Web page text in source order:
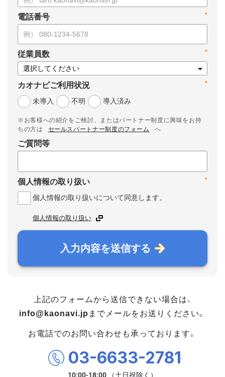
*
電話番号
*
従業員数
*
カオナビご利用状況
未導入
不明 導入済み
※お客様への紹介をご検討、またはパートナー制度に興味をお持
ちの方は
セールスパートナー制度のフォーム へ
ご質問等
*
個人情報の取り扱い
個人情報の取り扱いについて同意します。
個人情報の取り扱い
入力内容を送信する
上記のフォームから送信できない場合は、
info@kaonavi.jp までメールをお送りください。
お電話でのお問い合わせも承っております。
03-6633-2781